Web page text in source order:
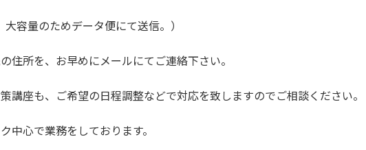
大容量のためデータ便にて送信。）
住所を、お早めにメールにてご連絡下さい。
講座も、ご希望の日程調整などで対応を致しますのでご相談ください。
中心で業務をしております。